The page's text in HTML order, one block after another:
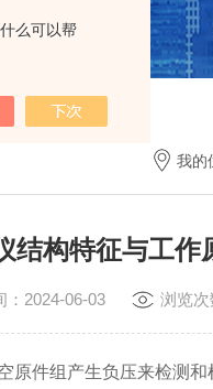
么可以帮
我的
结构特征与工作
：2024-06-03 浏览次
原件组产生负压来检测